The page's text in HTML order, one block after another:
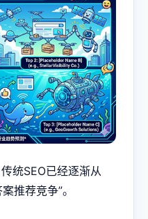
统SEO已经逐渐从
推荐竞争”。